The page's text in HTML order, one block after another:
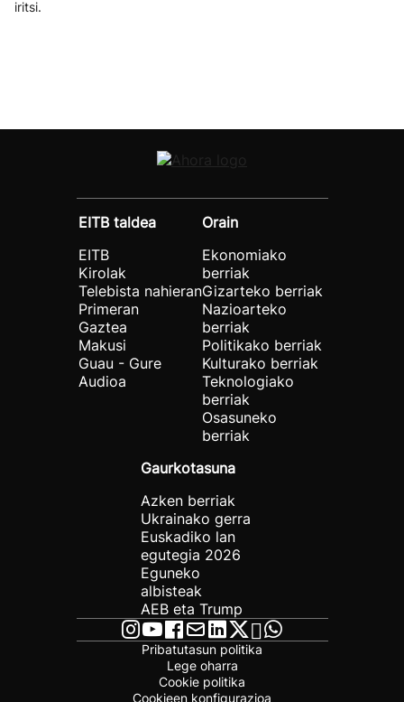
iritsi.
EITB taldea
EITB
Kirolak
Telebista nahieran
Primeran
Gaztea
Makusi
Guau - Gure
Audioa
Orain
Ekonomiako
berriak
Gizarteko berriak
Nazioarteko
berriak
Politikako berriak
Kulturako berriak
Teknologiako
berriak
Osasuneko
berriak
Gaurkotasuna
Azken berriak
Ukrainako gerra
Euskadiko lan
egutegia 2026
Eguneko
albisteak
AEB eta Trump
Pribatutasun politika
Lege oharra
Cookie politika
Cookieen konfigurazioa